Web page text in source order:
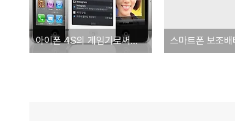
아이폰 4S의 게임기로써의 가능성 그리고 10대 시장공략